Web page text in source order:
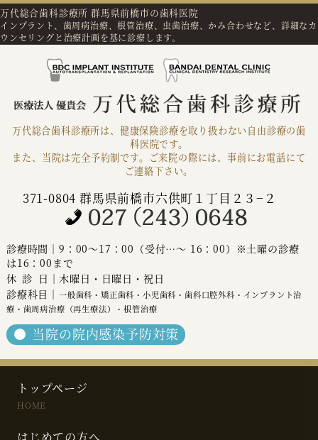
万代総合歯科診療所 群馬県前橋市の歯科医院
インプラント、歯周病治療、根管治療、虫歯治療、かみ合わせなど、詳細なカ
ウンセリングと治療計画を基に診療します。
万代総合歯科診療所は、健康保険診療を取り扱わない自由診療の歯
科医院です。
また、当院は完全予約制です。ご来院の際には、事前にお電話にて
ご連絡下さい。
371-0804 群馬県前橋市六供町１丁目２３−２
診療時間｜9：00～17：00（受付…～ 16：00）※土曜の診療
は16：00まで
休診 日｜木曜日・日曜日・祝日
診療科目｜ 一般歯科・矯正歯科・小児歯科・歯科口腔外科・インプラント治
療・歯周病治療（再生療法）・根管治療
当院の院内感染予防対策
トップページ
HOME